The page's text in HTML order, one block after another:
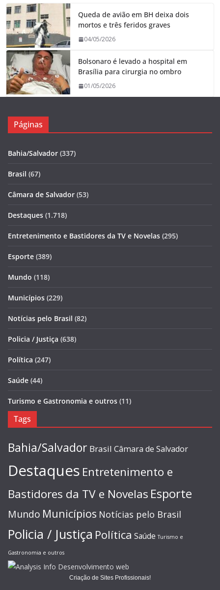
Queda de avião em BH deixa dois
mortos e três feridos graves
04/05/2026
Bolsonaro é levado a hospital em
Brasília para cirurgia no ombro
01/05/2026
Páginas
Bahia/Salvador (337)
Brasil (67)
Câmara de Salvador (53)
Destaques (1.718)
Entretenimento e Bastidores da TV e Novelas (295)
Esporte (389)
Mundo (118)
Municípios (229)
Notícias pelo Brasil (82)
Policia / Justiça (638)
Política (247)
Saúde (44)
Turismo e Gastronomia e outros (11)
Tags
Bahia/Salvador Brasil Câmara de Salvador
Destaques Entretenimento e
Bastidores da TV e Novelas Esporte
Mundo Municípios Notícias pelo Brasil
Policia / Justiça Política Saúde Turismo e
Gastronomia e outros
Criação de Sites Profissionais!